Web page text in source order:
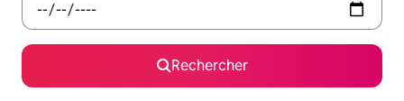
Rechercher